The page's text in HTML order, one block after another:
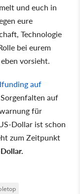
und euch in
eure
Technologie
bei eurem
vorsieht.
auf
auf
für
Dollar ist schon
zum Zeitpunkt